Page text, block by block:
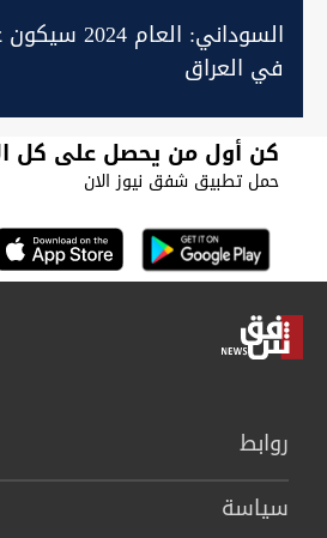
السوداني:
في العراق
كن أول من يحصل على كل
حمل تطبيق شفق نيوز الان
روابط
سیاسة